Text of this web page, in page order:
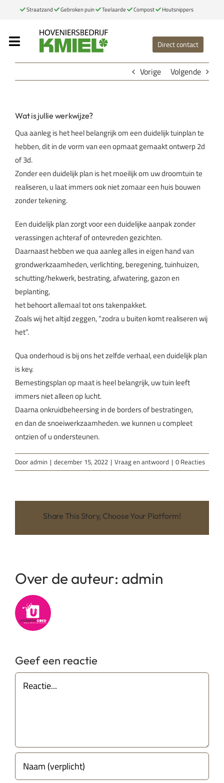
inhoud
Straatzand Gebroken puin Teelaarde Compost Houtsnippers
Toggle
Navigation
Portfolio
Over ons
Contact
Bemestingsformulier
Direct contact
Vorige Volgende
Wat is jullie werkwijze?
Qua aanleg is het heel belangrijk om een duidelijk tuinplan te
hebben, dit in de vorm van een opmaat gemaakt ontwerp 2d
of 3d.
Zonder een duidelijk plan is het moeilijk om uw droomtuin te
realiseren, u laat immers ook niet zomaar een huis bouwen
zonder tekening.
Een duidelijk plan zorgt voor een duidelijke aanpak zonder
verassingen achteraf of ontevreden gezichten.
Daarnaast hebben we qua aanleg alles in eigen hand van
grondwerkzaamheden, verlichting, beregening, tuinhuizen,
schutting/hekwerk, bestrating, afwatering, gazon en
beplanting,
het behoort allemaal tot ons takenpakket.
Zoals wij het altijd zeggen, “zodra u buiten komt realiseren wij
het”.
Qua onderhoud is bij ons het zelfde verhaal, een duidelijk plan
is key.
Bemestingsplan op maat is heel belangrijk, uw tuin leeft
immers niet alleen op lucht.
Daarna onkruidbeheersing in de borders of bestratingen,
en dan de snoeiwerkzaamheden. we kunnen u compleet
ontzien of u ondersteunen.
Dooradmin | december 15, 2022 | Vraag en antwoord | 0 Reacties
Share This Story, Choose Your Platform!
Over de auteur: admin
Geef een reactie
Reactie